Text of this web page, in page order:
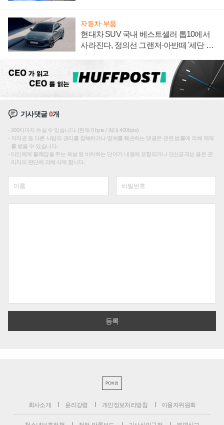
자동차·부품
현대차 SUV 국내 베스트셀러 톱10에서
사라진다, 정의선 그랜저·아반떼 '세단 쌍
기사댓글0개
200자까지 쓰실 수 있습니다. (현재 0 byte / 최대 400byte)
저작권 등 다른 사람의 권리를 침해하거나 명예를 훼손하는 댓글은 관련 법률에 의해 제재
를 받을 수 있습니다.
타인에게 불쾌감을 주는 욕설 등 비하하는 단어가 내용에 포함되거나 인신공격성 글은 관
리자의 판단에 의해 삭제 합니다.
PC버전
회사소개 윤리강령 개인정보처리방침 이용자위원회